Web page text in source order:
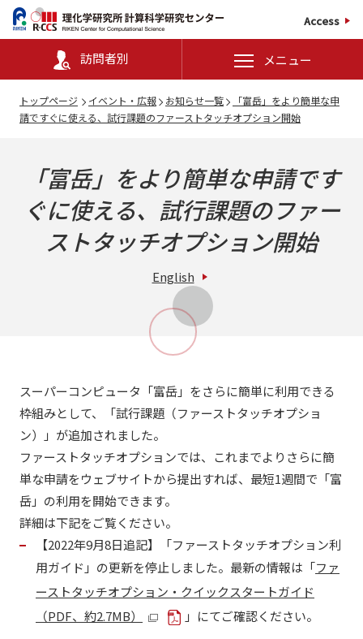
Access
訪問者別 メニュー
トップページ イベント・広報 お知らせ一覧
「富岳」をより簡単な申
請ですぐに使える、試行課題のファーストタッチオプション開始
「富岳」をより簡単な申請です
ぐに使える、試行課題のファー
ストタッチオプション開始
English
スーパーコンピュータ「富岳」をさらに簡単に利用できる
枠組みとして、「試行課題（ファーストタッチオプショ
ン）」が追加されました。
ファーストタッチオプションでは、これまでよりさらに簡
単な申請をウェブサイトから提出すれば、最短1週間で「富
岳」の利用を開始できます。
詳細は下記をご覧ください。
【2022年9月8日追記】
「ファーストタッチオプション利
用ガイド」の更新を停止しました。最新の情報は「ファ
ーストタッチオプション・クイックスタートガイド
（PDF、約2.7MB）
」にてご確認ください。